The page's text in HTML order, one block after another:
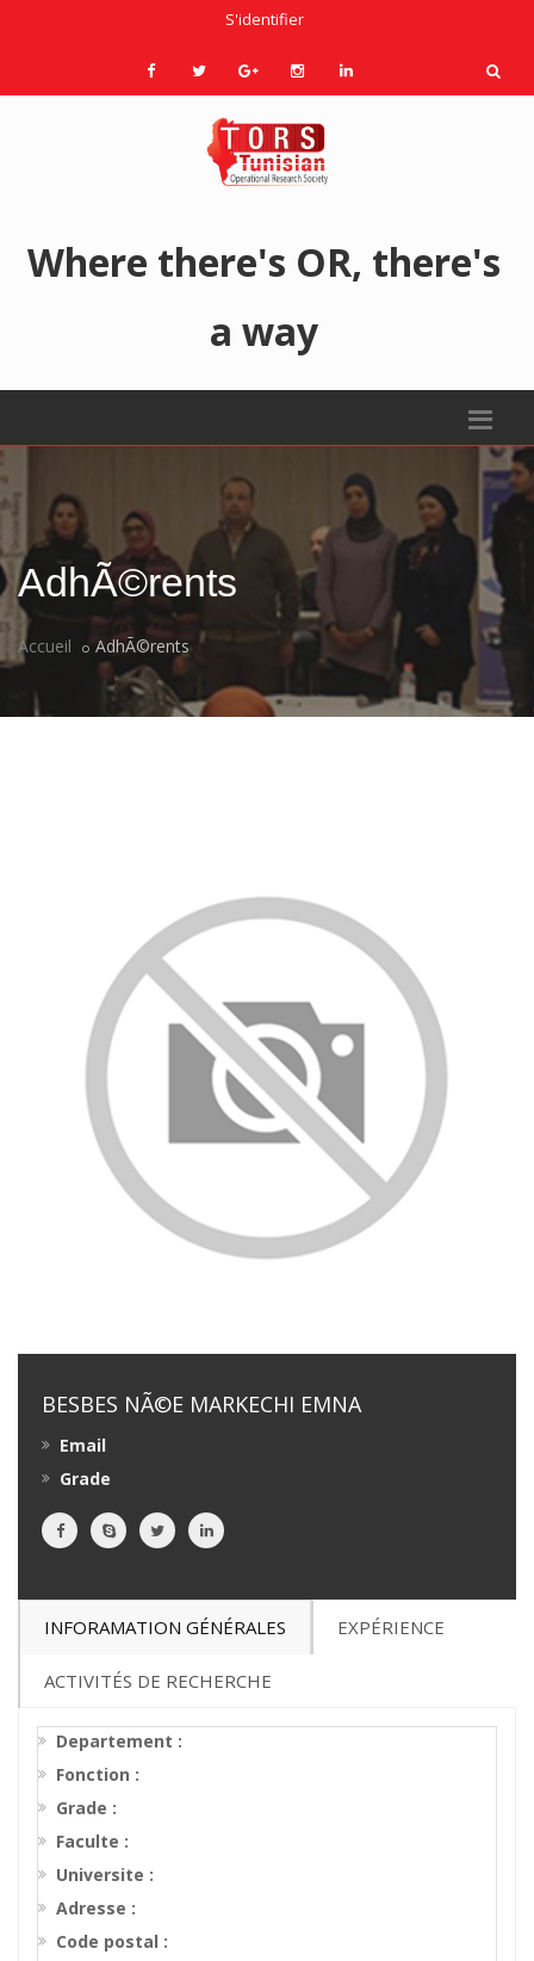
S'identifier
Where there's OR, there's
a way
AdhÃ©rents
Accueil AdhÃ©rents
BESBES NÃ©E MARKECHI EMNA
Email
Grade
INFORAMATION GÉNÉRALES EXPÉRIENCE
ACTIVITÉS DE RECHERCHE
Departement :
Fonction :
Grade :
Faculte :
Universite :
Adresse :
Code postal :